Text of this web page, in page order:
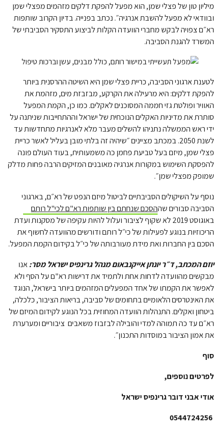
מיליון טון של פצלי שמן, הוא מפעל להפקת דלקים מזהמים מפצלי שמן
ובוודאי לא מפעל להשבת אנרגיה״. נכתב בפנייה. בדיון הקרוב שותפות
רא״ם צפויה לבקש מחברי הוועדה הקלות לביצוע התסקיר הסביבתי של
המשרד להגנת הסביבה.
לטענת ארגוני הסביבה, כריית פצלי שמן היא השיטה ההרסנית ביותר
להפקת דלקים: היא מרעילה את הקרקע, מבזבזת מים, מזהמת את
האוויר ופולטת גזי חממה המסוכנים לאקלים. כמו כן, הקמת המפעל
סותרת את מדיניות האקלים הנוכחית של ישראל וההתחייבות שניתנה על
ידי ראש הממשלה נתניהו להשלים מעבר מלא לאנרגיות מתחדשות עד
לשנת 2050. במכתב מציינים ״שיהיה זה בלתי מובן בעליל לאשר כריית
פצלי שמן, מיזם בעל טביעת פחמן כה משמעותית, בעוד העולם פונה
להפסקת השימוש במקורות אנרגיה מאובנים המזיקים הרבה פחות מדלק
שמופק מפצלי שמן״.
נוסף על השיקולים הסביבתיים לביטול מיזם הנפט של רא״ם, בארגוני
הסביבה סבורים שההסכם שנחתם בין שותפות רא"ם לכי"ל רותם
באוגוסט 2019 לא שקוף לציבור ועלול להיות עקיפה של מסקנות ועדת
הריכוזיות בנוגע לפעילות של כי״ל רותם ודורשים מהוועדה לחשוף את
הסכם בין החברות ואת מידת מעורבותה של כי״ל בקידום הקמת המפעל.
יוזם המכתב, ד״ר יונתן אייקנבאום מנהל גרינפיס ישראל מסר:אנו
מבקשים מהוועדה לדחות אחת ולתמיד את דרישות רא"ם על הסף ולא
לאפשר את הקמתו של אחד המפעלים המזהמים ביותר בישראל, הנוגד
את האינטרסים הלאומיים בתחומים של סביבה, בריאות הציבור, כלכלה,
ביטחון ואקלים. התנהלות הוועדה המחוזית בכל הנוגע לקידום המיזם של
רא״ם עד כה תמוהה למדי והובילה לבזבוז משאבים ציבוריים ומערערת
את אמון הציבור במוסדות התכנון״.
סוף
לפרטים נוספים,
אודי אבני דובר גרינפיס ישראל